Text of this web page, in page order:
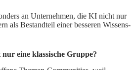
an Unternehmen, die KI nicht nur
als Bestandteil einer besseren Wissens-
eine klassische Gruppe?